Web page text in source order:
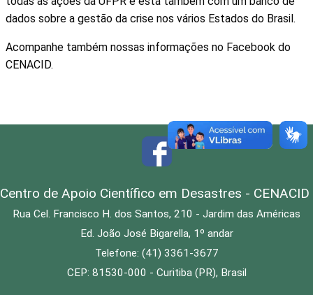
dados sobre a gestão da crise nos vários Estados do Brasil.
Acompanhe também nossas informações no Facebook do
CENACID.
Centro de Apoio Científico em Desastres - CENACID
Rua Cel. Francisco H. dos Santos, 210 - Jardim das Américas
Ed. João José Bigarella, 1º andar
Telefone: (41) 3361-3677
CEP: 81530-000 - Curitiba (PR), Brasil